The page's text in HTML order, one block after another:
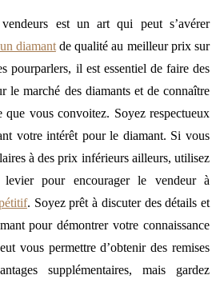
est un art qui peut s’avérer
diamantde qualité au meilleur prix sur
pourparlers, il est essentiel de faire des
le marché des diamants et de connaître
vous convoitez. Soyez respectueux
votre intérêt pour le diamant. Si vous
à des prix inférieurs ailleurs, utilisez
levier pour encourager le vendeur à
. Soyez prêt à discuter des détails et
pour démontrer votre connaissance
vous permettre d’obtenir des remises
supplémentaires, mais gardez